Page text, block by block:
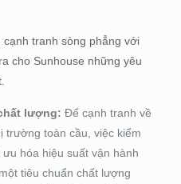
tranh sòng phẳng với
cho Sunhouse những yêu
lượng: Để cạnh tranh về
trường toàn cầu, việc kiểm
hóa hiệu suất vận hành
tiêu chuẩn chất lượng